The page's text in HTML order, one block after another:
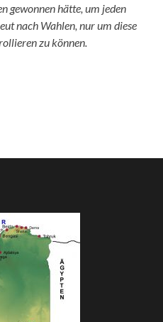
gewonnen hätte, um jeden
nach Wahlen, nur um diese
zu können.